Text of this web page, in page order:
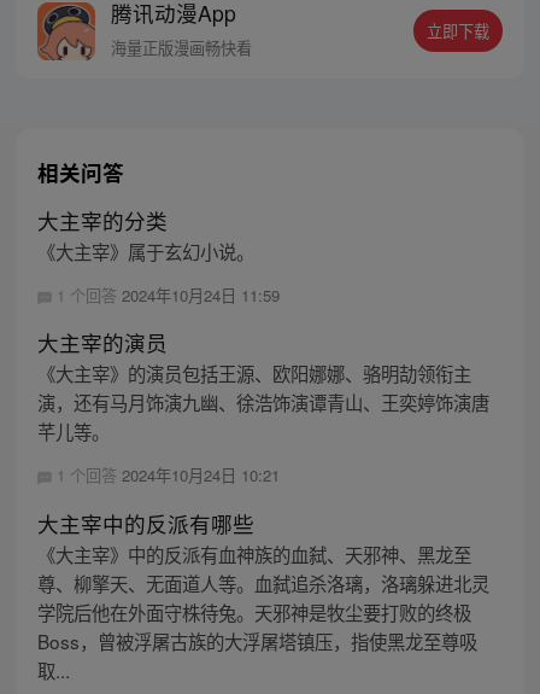
腾讯动漫App
海量正版漫画畅快看
立即下载
相关问答
大主宰的分类
《大主宰》属于玄幻小说。
1 个回答 2024年10月24日 11:59
大主宰的演员
《大主宰》的演员包括王源、欧阳娜娜、骆明劼领衔主
演，还有马月饰演九幽、徐浩饰演谭青山、王奕婷饰演唐
芊儿等。
1 个回答 2024年10月24日 10:21
大主宰中的反派有哪些
《大主宰》中的反派有血神族的血弑、天邪神、黑龙至
尊、柳擎天、无面道人等。血弑追杀洛璃，洛璃躲进北灵
学院后他在外面守株待兔。天邪神是牧尘要打败的终极
Boss，曾被浮屠古族的大浮屠塔镇压，指使黑龙至尊吸
取...